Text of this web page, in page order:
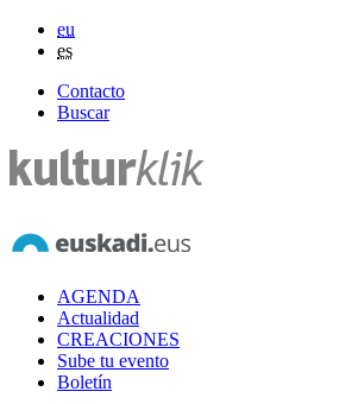
eu
es
Contacto
Buscar
AGENDA
Actualidad
CREACIONES
Sube tu evento
Boletín